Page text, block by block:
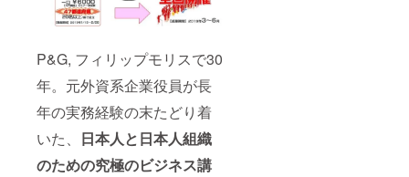
P&G, フィリップモリスで30
年。元外資系企業役員が長
年の実務経験の末たどり着
いた、 日本人と日本人組織
のための究極のビジネス講